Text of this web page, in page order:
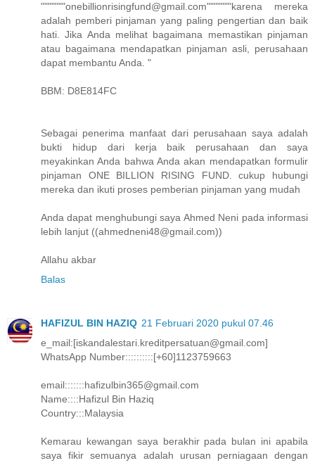
"""""""onebillionrisingfund@gmail.com"""""""karena mereka
adalah pemberi pinjaman yang paling pengertian dan baik
hati. Jika Anda melihat bagaimana memastikan pinjaman
atau bagaimana mendapatkan pinjaman asli, perusahaan
dapat membantu Anda. "
BBM: D8E814FC
Sebagai penerima manfaat dari perusahaan saya adalah
bukti hidup dari kerja baik perusahaan dan saya
meyakinkan Anda bahwa Anda akan mendapatkan formulir
pinjaman ONE BILLION RISING FUND. cukup hubungi
mereka dan ikuti proses pemberian pinjaman yang mudah
Anda dapat menghubungi saya Ahmed Neni pada informasi
lebih lanjut ((ahmedneni48@gmail.com))
Allahu akbar
Balas
HAFIZUL BIN HAZIQ 21 Februari 2020 pukul 07.46
e_mail:[iskandalestari.kreditpersatuan@gmail.com]
WhatsApp Number::::::::::[+60]1123759663
email:::::::hafizulbin365@gmail.com
Name::::Hafizul Bin Haziq
Country:::Malaysia
Kemarau kewangan saya berakhir pada bulan ini apabila
saya fikir semuanya adalah urusan perniagaan dengan